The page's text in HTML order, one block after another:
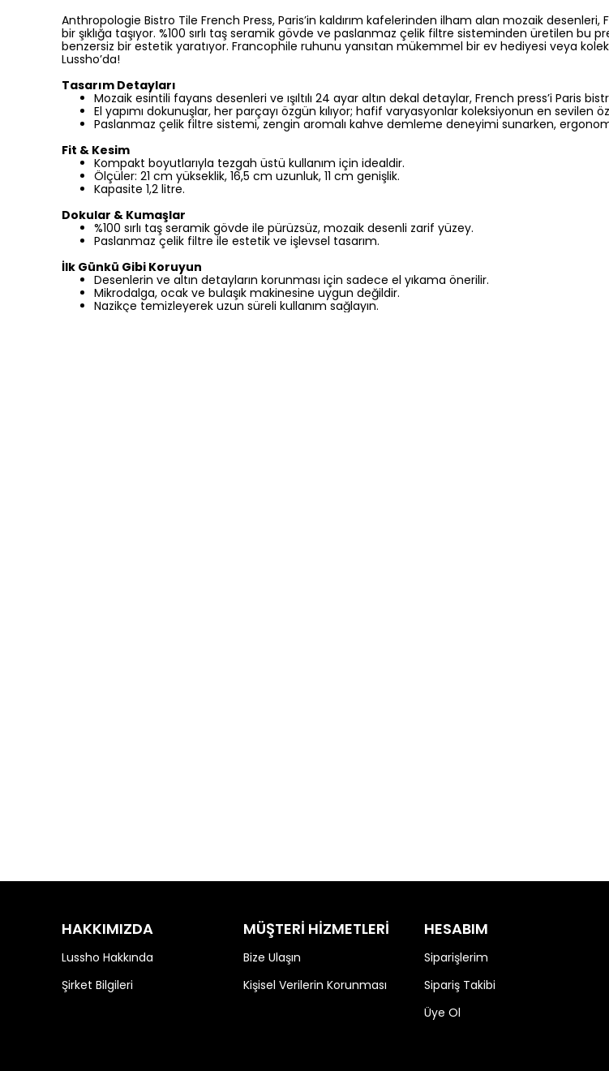
Anthropologie Bistro Tile French Press, Paris’in kaldırım kafelerinden ilham alan mozaik
bir şıklığa taşıyor. %100 sırlı taş seramik gövde ve paslanmaz çelik filtre sisteminden üretilen
benzersiz bir estetik yaratıyor. Francophile ruhunu yansıtan mükemmel bir ev hediyesi veya
Lussho’da!
Tasarım Detayları
Mozaik esintili fayans desenleri ve ışıltılı 24 ayar altın dekal detaylar, French press’i Paris
El yapımı dokunuşlar, her parçayı özgün kılıyor; hafif varyasyonlar koleksiyonun en sevilen
Paslanmaz çelik filtre sistemi, zengin aromalı kahve demleme deneyimi sunarken,
Fit & Kesim
Kompakt boyutlarıyla tezgah üstü kullanım için idealdir.
Ölçüler: 21 cm yükseklik, 16,5 cm uzunluk, 11 cm genişlik.
Kapasite 1,2 litre.
Dokular & Kumaşlar
%100 sırlı taş seramik gövde ile pürüzsüz, mozaik desenli zarif yüzey.
Paslanmaz çelik filtre ile estetik ve işlevsel tasarım.
İlk Günkü Gibi Koruyun
Desenlerin ve altın detayların korunması için sadece el yıkama önerilir.
Mikrodalga, ocak ve bulaşık makinesine uygun değildir.
Nazikçe temizleyerek uzun süreli kullanım sağlayın.
HAKKIMIZDA
Lussho Hakkında
Şirket Bilgileri
MÜŞTERİ HİZMETLERİ
Bize Ulaşın
Kişisel Verilerin Korunması
HESABIM
Siparişlerim
Sipariş Takibi
Üye Ol